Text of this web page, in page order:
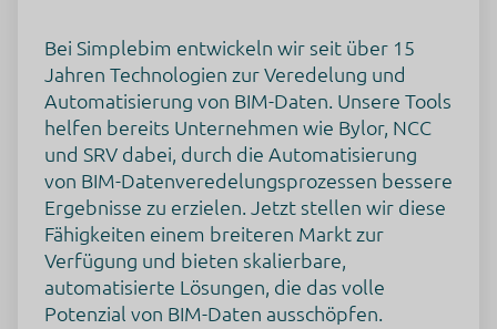
Bei Simplebim entwickeln wir seit über 15
Jahren Technologien zur Veredelung und
Automatisierung von BIM-Daten. Unsere Tools
helfen bereits Unternehmen wie Bylor, NCC
und SRV dabei, durch die Automatisierung
von BIM-Datenveredelungsprozessen bessere
Ergebnisse zu erzielen. Jetzt stellen wir diese
Fähigkeiten einem breiteren Markt zur
Verfügung und bieten skalierbare,
automatisierte Lösungen, die das volle
Potenzial von BIM-Daten ausschöpfen.
Google Building Gordon House, 4 Barrow St, Dublin, D04
E5W5, Ireland
Datenverarbeitungszwecke
Diese Liste stellt die Zwecke der Datenerhebung und -
verarbeitung dar. Eine Einwilligung gilt nur für die
angegebenen Zwecke. Die gesammelten Daten können nicht
für einen anderen als den unten aufgeführten Zweck
verwendet oder gespeichert werden.
Marketing
Werbung
Web-Analytik
Genutzte Technologien